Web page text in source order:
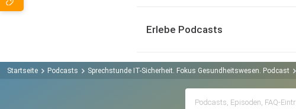
Erlebe Podcasts
Startseite Podcasts Sprechstunde IT-Sicherheit. Fokus Gesundheitswesen. Podcast